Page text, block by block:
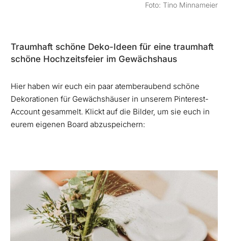
Foto: Tino Minnameier
Traumhaft schöne Deko-Ideen für eine traumhaft
schöne Hochzeitsfeier im Gewächshaus
Hier haben wir euch ein paar atemberaubend schöne
Dekorationen für Gewächshäuser in unserem Pinterest-
Account gesammelt. Klickt auf die Bilder, um sie euch in
eurem eigenen Board abzuspeichern: